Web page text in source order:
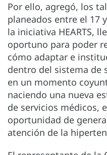
Por ello, agregó, los
planeados entre el 17
la iniciativa HEARTS,
oportuno para poder
cómo adaptar e
dentro del sistema de
en un momento
naciendo una nueva
de servicios médicos,
oportunidad de
atención de la